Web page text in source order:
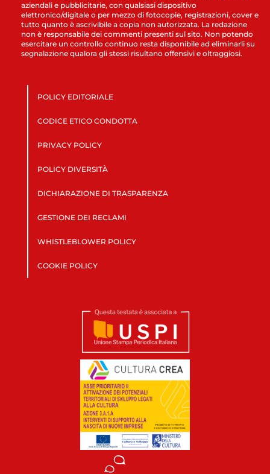
aziendali e pubblicitarie, con qualsiasi dispositivo
elettronico/digitale o per mezzo di fotocopie, registrazioni, cover e
tutto quanto è ascrivibile a copia non autorizzata. La redazione
non è responsabile dei commenti presenti sul sito. Non potendo
esercitare un controllo continuo resta disponibile ad eliminarli su
segnalazione qualora gli stessi risultano offensivi e oltraggiosi.
POLICY EDITORIALE
CODICE ETICO CONDOTTA
PRIVACY POLICY
POLICY DIVERSITÀ
DICHIARAZIONE DI TRASPARENZA
GESTIONE DEI RECLAMI
WHISTLEBLOWER POLICY
COOKIE POLICY